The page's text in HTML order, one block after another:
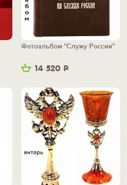
14 520 Р
Фотоальбом "Служу России"